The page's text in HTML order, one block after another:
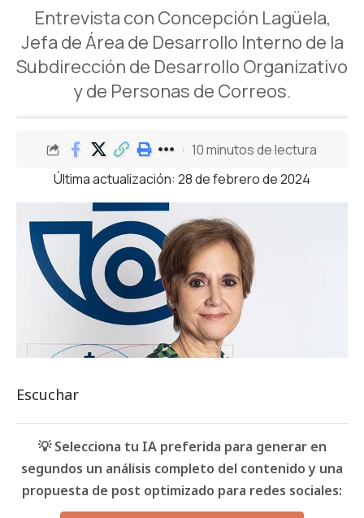
Entrevista con Concepción Lagüela,
Jefa de Área de Desarrollo Interno de la
Subdirección de Desarrollo Organizativo
y de Personas de Correos.
Última actualización: 28 de febrero de 2024
10 minutos de lectura
Escuchar
💡 Selecciona tu IA preferida para generar en
segundos un análisis completo del contenido y una
propuesta de post optimizado para redes sociales: